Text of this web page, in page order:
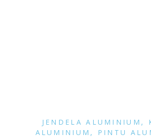
JENDELA ALUMINIUM ,
ALUMINIUM , PINTU